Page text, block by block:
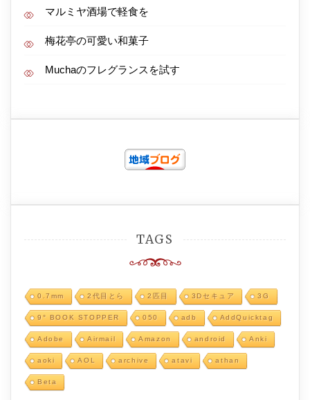
マルミヤ酒場で軽食を
梅花亭の可愛い和菓子
Muchaのフレグランスを試す
TAGS
0.7mm 2代目とら 2匹目 3Dセキュア 3G
9° BOOK STOPPER 050 adb AddQuicktag
Adobe Airmail Amazon android Anki
aoki AOL archive atavi athan
Beta